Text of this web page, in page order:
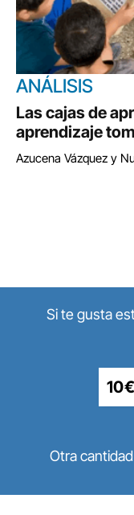
ANÁLISIS
Las cajas de
aprendizaje
Azucena Vázquez y
Si te gusta
10€
Otra